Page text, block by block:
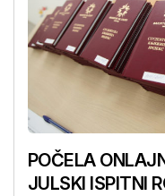
POČELA
JULSKI ISPITNI